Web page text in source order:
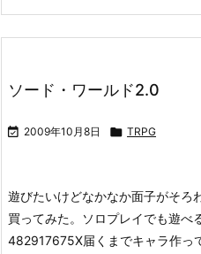
ソード・ワールド2.0
 2009年10月8日  TRPG
遊びたいけどなかなか面子がそろ
買ってみた。ソロプレイでも遊べ
482917675X届くまでキャラ作っ